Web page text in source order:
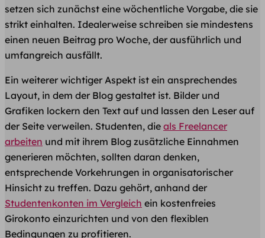
setzen sich zunächst eine wöchentliche Vorgabe, die sie
strikt einhalten. Idealerweise schreiben sie mindestens
einen neuen Beitrag pro Woche, der ausführlich und
umfangreich ausfällt.
Ein weiterer wichtiger Aspekt ist ein ansprechendes
Layout, in dem der Blog gestaltet ist. Bilder und
Grafiken lockern den Text auf und lassen den Leser auf
der Seite verweilen. Studenten, die als Freelancer
arbeiten und mit ihrem Blog zusätzliche Einnahmen
generieren möchten, sollten daran denken,
entsprechende Vorkehrungen in organisatorischer
Hinsicht zu treffen. Dazu gehört, anhand der
Studentenkonten im Vergleich ein kostenfreies
Girokonto einzurichten und von den flexiblen
Bedingungen zu profitieren.